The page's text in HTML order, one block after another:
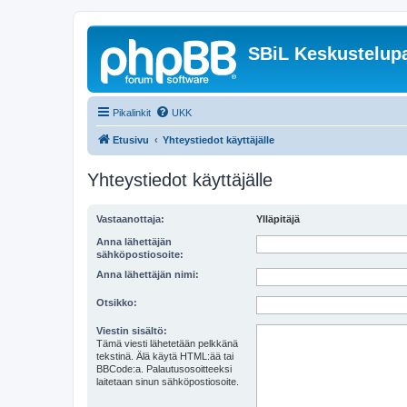
SBiL
Pikalinkit UKK
Etusivu Yhteystiedot käyttäjälle
Yhteystiedot käyttäjälle
Vastaanottaja: Ylläpitäjä
Anna lähettäjän
sähköpostiosoite:
Anna lähettäjän nimi:
Otsikko:
Viestin sisältö:
Tämä viesti lähetetään pelkkänä
tekstinä. Älä käytä HTML:ää tai
BBCode:a. Palautusosoitteeksi
laitetaan sinun sähköpostiosoite.